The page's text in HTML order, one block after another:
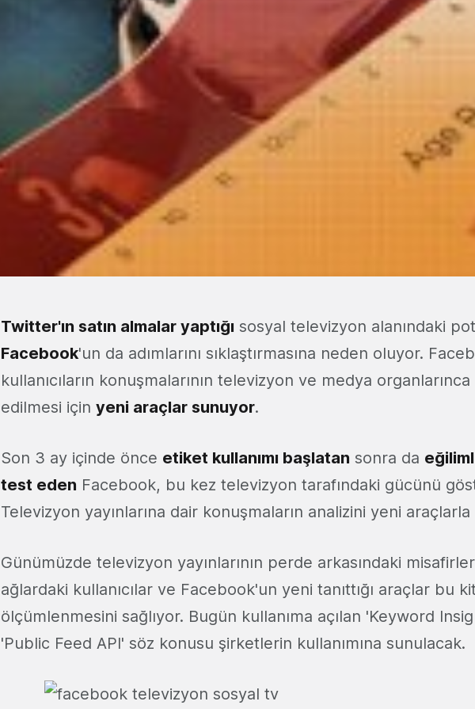
Twitter'ın satın almalar yaptığı sosyal televizyon alanındaki
Facebook'un da adımlarını sıklaştırmasına neden oluyor.
kullanıcıların konuşmalarının televizyon ve medya
edilmesi için yeni araçlar sunuyor.
Son 3 ay içinde önce etiket kullanımı başlatan sonra da
test eden Facebook, bu kez televizyon tarafındaki gücünü
Televizyon yayınlarına dair konuşmaların analizini yeni araçlarla
Günümüzde televizyon yayınlarının perde arkasındaki
ağlardaki kullanıcılar ve Facebook'un yeni tanıttığı araçlar bu
ölçümlenmesini sağlıyor. Bugün kullanıma açılan 'Keyword
'Public Feed API' söz konusu şirketlerin kullanımına sunulacak.